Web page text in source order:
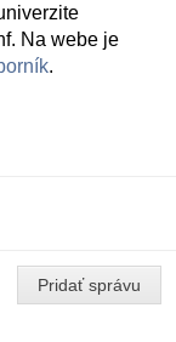
Na webe je
.
Pridať správu